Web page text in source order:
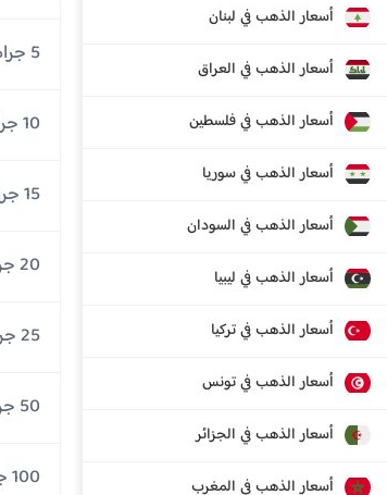
أسعار الذهب في لبنان
أسعار الذهب في العراق
أسعار الذهب في فلسطين
أسعار الذهب في سوريا
أسعار الذهب في السودان
أسعار الذهب في ليبيا
أسعار الذهب في تركيا
أسعار الذهب في تونس
أسعار الذهب في الجزائر
أسعار الذهب في المغرب
5 جرام عيار 18
10 جرام عيار 18
15 جرام عيار 18
20 جرام عيار 18
25 جرام عيار 18
50 جرام عيار 18
100 جرام عيار 18